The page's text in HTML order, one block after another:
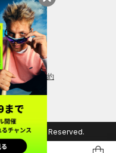
記 会員規約
All Rights Reserved.